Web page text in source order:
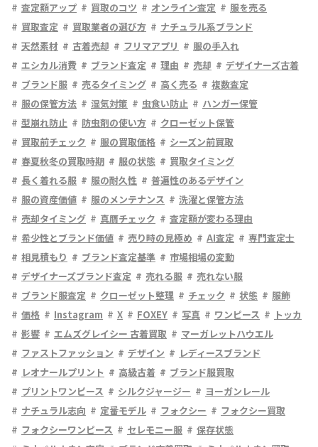
査定額アップ
買取のコツ オンライン査定
服を売る
買取査定
買取業者の選び方
ナチュラル系ブランド
天然素材
古着売却 フリマアプリ
服の手入れ
エシカル消費
ブランド査定 理由 売却
デザイナーズ古着
ブランド服
売るタイミング 高く売る
複数査定
服の保管方法
湿気対策 虫食い防止
ハンガー保管
型崩れ防止
防虫剤の使い方
クローゼット保管
買取前チェック
服の買取価格
シーズン前買取
春夏秋冬の買取時期
服の状態
買取タイミング
長く着れる服
服の耐久性
普遍性のあるデザイン
服の資産価値
服のメンテナンス
洗濯と保管方法
売却タイミング
真贋チェック
査定額が変わる理由
希少性とブランド価値
売り時の見極め AI査定
専門査定士
相見積もり
ブランド査定基準
市場相場の変動
デザイナーズブランド査定
売れる服
売れない服
ブランド服査定
クローゼット整理 チェック 状態
服飾
価格
Instagram X FOXEY 写真 ワンピース
トッカ
影響
エムズグレイシー 古着買取
マーガレットハウエル
ファストファッション
デザイン
レディースブランド
レオナールプリント
高級古着
ブランド服買取
プリントワンピース
シルクジャージー
ヨーガンレール
ナチュラル志向
定番モデル フォクシー
フォクシー買取
フォクシーワンピース
セレモニー服
保存状態